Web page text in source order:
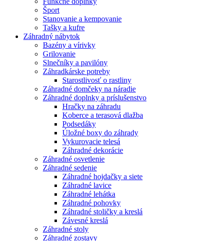
Šport
Stanovanie a kempovanie
Tašky a kufre
Záhradný nábytok
Bazény a vírivky
Grilovanie
Slnečníky a pavilóny
Záhradkárske potreby
Starostlivosť o rastliny
Záhradné domčeky na náradie
Záhradné doplnky a príslušenstvo
Hračky na záhradu
Koberce a terasová dlažba
Podsedáky
Úložné boxy do záhrady
Vykurovacie telesá
Záhradné dekorácie
Záhradné osvetlenie
Záhradné sedenie
Záhradné hojdačky a siete
Záhradné lavice
Záhradné lehátka
Záhradné pohovky
Záhradné stoličky a kreslá
Závesné kreslá
Záhradné stoly
Záhradné zostavy